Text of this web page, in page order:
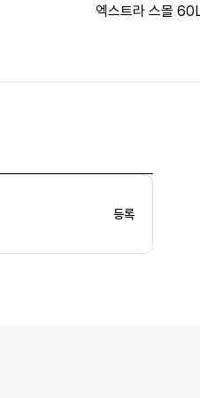
엑스트라 스몰
등록